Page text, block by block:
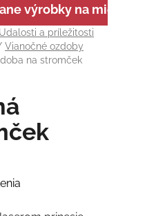
výrobky na mieru
a príležitosti
Vianočné ozdoby
na stromček